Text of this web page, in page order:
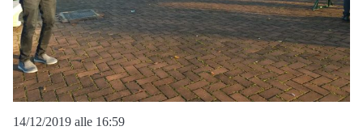
14/12/2019 alle 16:59